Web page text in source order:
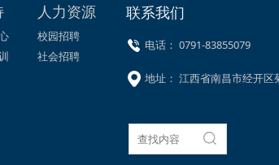
人力资源
校园招聘
社会招聘
联系我们
电话： 0791-83855079
地址： 江西省南昌市经开区